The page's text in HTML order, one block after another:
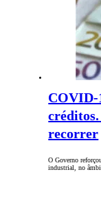
COVID-
créditos.
recorrer
O Governo
industrial, no